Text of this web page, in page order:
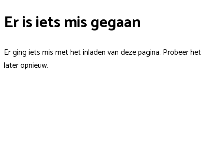
Er is iets mis gegaan
Er ging iets mis met het inladen van deze pagina. Probeer het
later opnieuw.